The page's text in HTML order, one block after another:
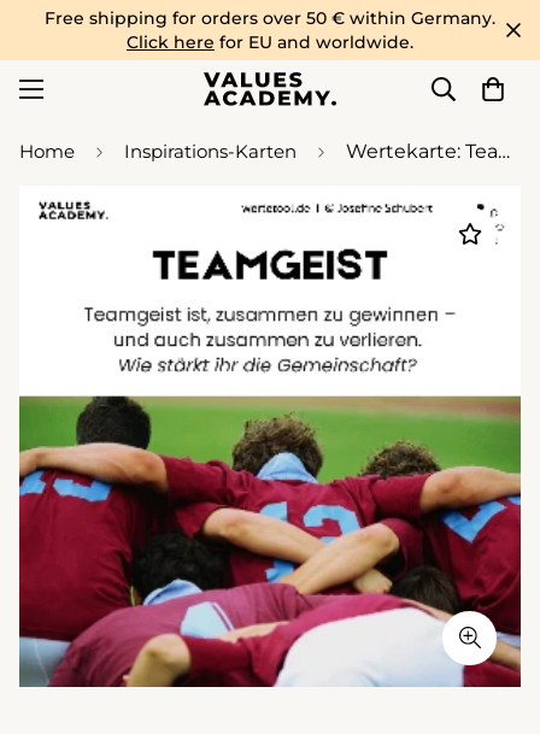
Free shipping for orders over 50 € within Germany.
Click here for EU and worldwide.
Home Inspirations-Karten Wertekarte: Teamgeist (Download)